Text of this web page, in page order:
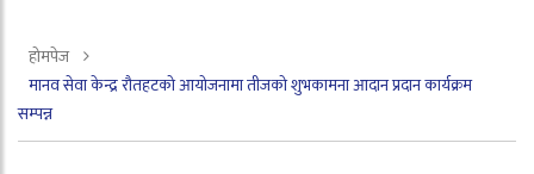
होमपेज
मानव सेवा केन्द्र रौतहटको आयोजनामा तीजको शुभकामना आदान प्रदान कार्यक्रम
सम्पन्न